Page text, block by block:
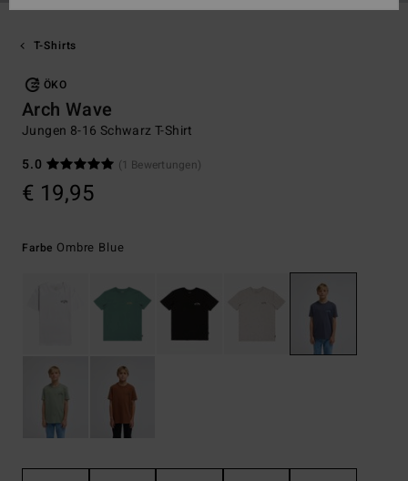
T-Shirts
ÖKO
Arch Wave
Jungen 8-16 Schwarz T-Shirt
5.0
(1 Bewertungen)
€ 19,95
Farbe Ombre Blue